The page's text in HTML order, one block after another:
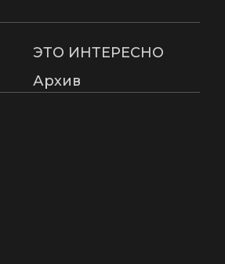
ЭТО ИНТЕРЕСНО
Архив